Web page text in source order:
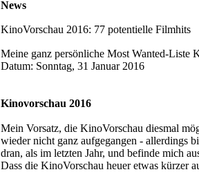
News
KinoVorschau 2016: 77 potentielle Filmhits
Meine ganz persönliche Most Wanted-Liste
Datum: Sonntag, 31 Januar 2016
Kinovorschau 2016
Mein Vorsatz, die KinoVorschau diesmal
wieder nicht ganz aufgegangen - allerdings
dran, als im letzten Jahr, und befinde mich
Dass die KinoVorschau heuer etwas kürzer